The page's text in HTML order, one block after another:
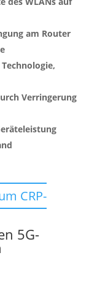
am Router
Verringerung
CRP-
5G-